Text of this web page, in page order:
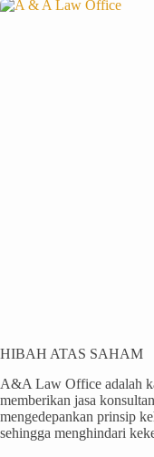
HIBAH ATAS SAHAM
A&A Law Office adalah
memberikan jasa
mengedepankan prinsip
sehingga menghindari